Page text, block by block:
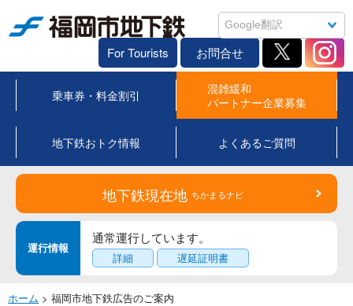
For Tourists お問合せ
乗車券・料金割引
混雑緩和
パートナー企業募集
地下鉄おトク情報 よくあるご質問
地下鉄現在地 ちかまるナビ
運行情報
通常運行しています。
詳細 遅延証明書
ホーム > 福岡市地下鉄広告のご案内